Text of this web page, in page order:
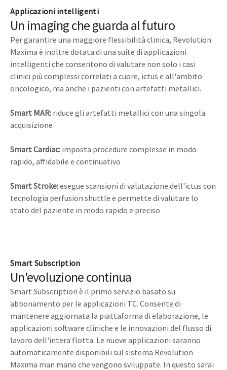
Applicazioni intelligenti
Un imaging che guarda al futuro
Per garantire una maggiore flessibilità clinica, Revolution
Maxima è inoltre dotata di una suite di applicazioni
intelligenti che consentono di valutare non solo i casi
clinici più complessi correlati a cuore, ictus e all'ambito
oncologico, ma anche i pazienti con artefatti metallici.
Smart MAR: riduce gli artefatti metallici con una singola
acquisizione
Smart Cardiac: imposta procedure complesse in modo
rapido, affidabile e continuativo
Smart Stroke:esegue scansioni di valutazione dell'ictus con
tecnologia perfusion shuttle e permette di valutare lo
stato del paziente in modo rapido e preciso
Smart Subscription
Un'evoluzione continua
Smart Subscription è il primo servizio basato su
abbonamento per le applicazioni TC. Consente di
mantenere aggiornata la piattaforma di elaborazione, le
applicazioni software cliniche e le innovazioni del flusso di
lavoro dell'intera flotta. Le nuove applicazioni saranno
automaticamente disponibili sul sistema Revolution
Maxima man mano che vengono sviluppate. In questo sarai